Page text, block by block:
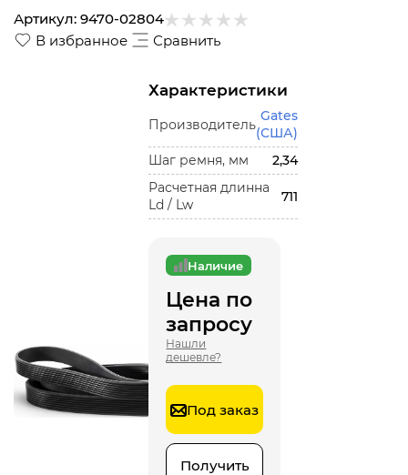
В избранное Сравнить
Артикул: 9470-02804
Характеристики
Производитель
Gates
(США)
Шаг ремня, мм
2,34
Расчетная длинна
Ld / Lw
711
Наличие
Цена по
запросу
Нашли
дешевле?
Под заказ
Получить